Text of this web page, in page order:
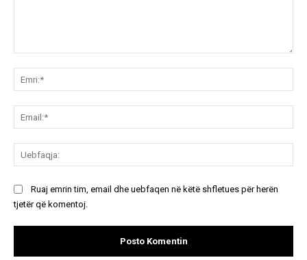
Ruaj emrin tim, email dhe uebfaqen në këtë shfletues për herën
tjetër që komentoj.